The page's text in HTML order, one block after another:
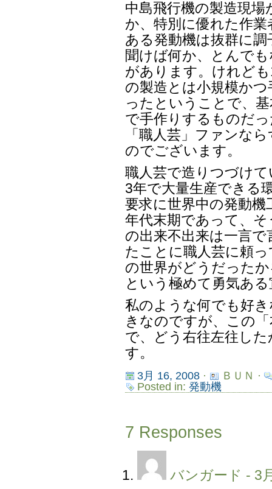
中島飛行機の製造現
か、特別に優れた作
ある発動機は抜群に
聞けば何か、とんで
があります。けれど
の製造とは小規模か
ったということで、
で手作りするものだ
「職人芸」ファンな
のでございます。
職人芸で造りつづけ
3年で大量生産できる
要求に世界中の発動
年代末期であって、
の出来不出来は一言
たことに職人芸に頼
の世界がどうだった
という極めて勇気あ
私のような何でも好
きなのですが、この
で、どう右往左往し
す。
3月 16, 2008·
ＢＵＮ ·
Posted in: 発動機
7 Responses
バンガード - 3